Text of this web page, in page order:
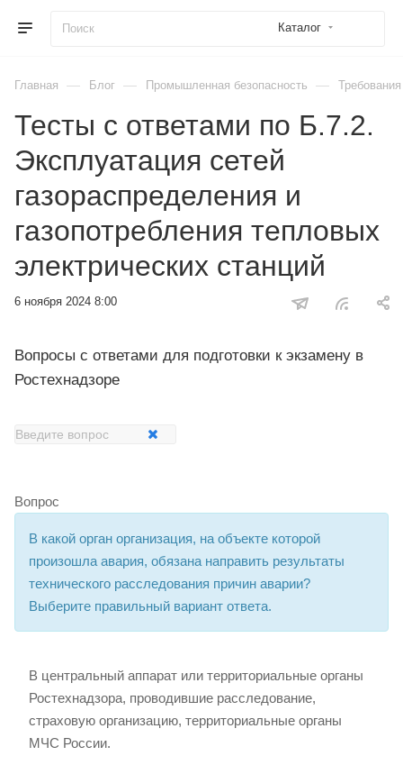
Каталог
Главная — Блог — Промышленная безопасность —
Тесты с ответами по Б.7.2.
Эксплуатация сетей
газораспределения и
газопотребления тепловых
электрических станций
6 ноября 2024 8:00
Вопросы с ответами для подготовки к экзамену в
Ростехнадзоре
Вопрос
В какой орган организация, на объекте которой
произошла авария, обязана направить результаты
технического расследования причин аварии?
Выберите правильный вариант ответа.
В центральный аппарат или территориальные органы
Ростехнадзора, проводившие расследование,
страховую организацию, территориальные органы
МЧС России.